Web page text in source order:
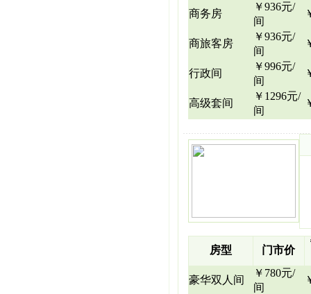
商务房
￥936元/
间
商旅客房
￥936元/
间
行政间
￥996元/
间
高级套间
￥1296元/
间
房型 门市价
豪华双人间
￥780元/
间